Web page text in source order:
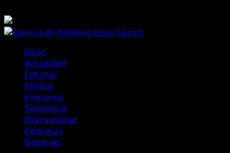
al
contenido
Menú
principal
Inicio
Actualidad
Editorial
Política
Economía
Tecnología
Internacional
Empresas
Deportes